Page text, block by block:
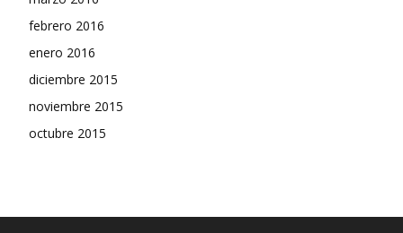
febrero 2016
enero 2016
diciembre 2015
noviembre 2015
octubre 2015